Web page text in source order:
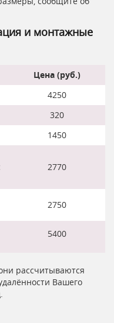
и монтажные
Цена (руб.)
4250
320
1450
2770
2750
5400
рассчитываются
Вашего